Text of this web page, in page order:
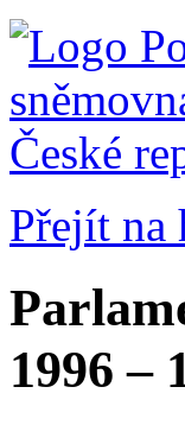
Přejít na
1996 –